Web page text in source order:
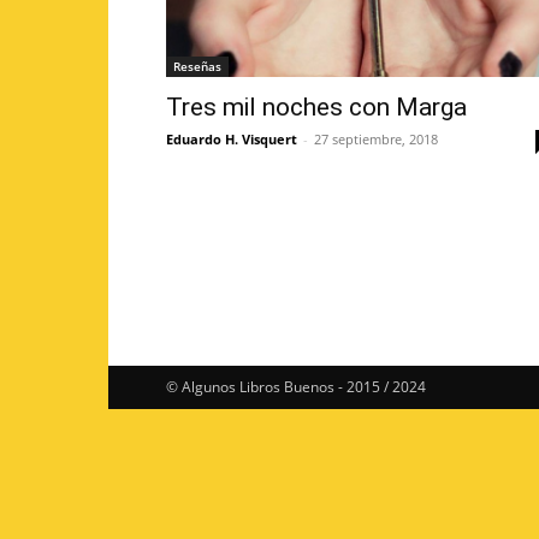
Reseñas
Tres mil noches con Marga
Eduardo H. Visquert - 27 septiembre, 2018
© Algunos Libros Buenos - 2015 / 2024